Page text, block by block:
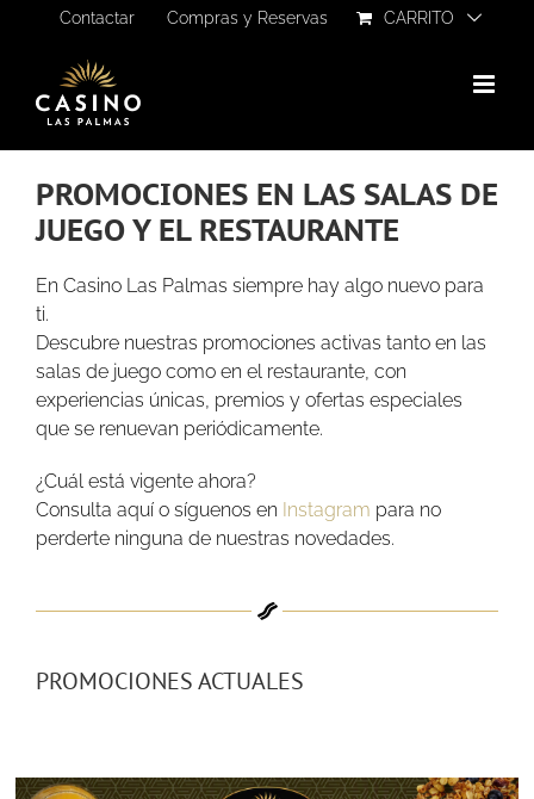
contenido
Contactar Compras y Reservas CARRITO
PROMOCIONES EN LAS SALAS DE
JUEGO Y EL RESTAURANTE
En Casino Las Palmas siempre hay algo nuevo para
ti.
Descubre nuestras promociones activas tanto en las
salas de juego como en el restaurante, con
experiencias únicas, premios y ofertas especiales
que se renuevan periódicamente.
¿Cuál está vigente ahora?
Consulta aquí o síguenos en Instagram para no
perderte ninguna de nuestras novedades.
PROMOCIONES ACTUALES